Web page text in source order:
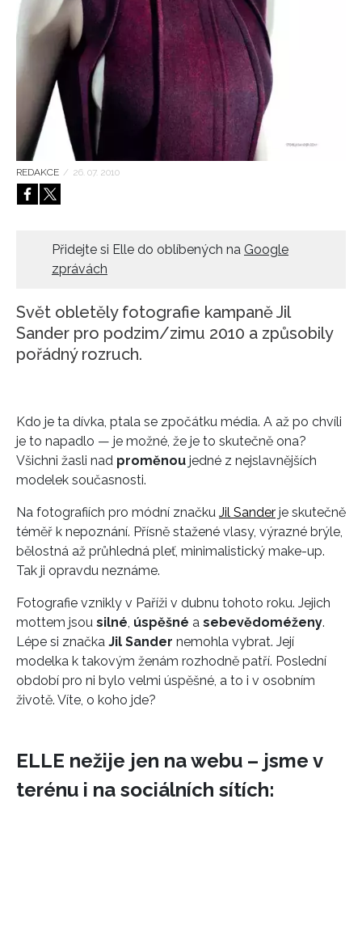
HOME
REDAKCE / 26. 07. 2010
Přidejte si Elle do oblíbených na Google
zprávách
Svět obletěly fotografie kampaně Jil
Sander pro podzim/zimu 2010 a způsobily
pořádný rozruch.
Kdo je ta dívka, ptala se zpočátku média. A až po chvíli
je to napadlo — je možné, že je to skutečně ona?
Všichni žasli nad proměnou jedné z nejslavnějších
modelek současnosti.
Na fotografiích pro módní značku Jil Sander je skutečně
téměř k nepoznání. Přísně stažené vlasy, výrazné brýle,
bělostná až průhledná pleť, minimalistický make-up.
Tak ji opravdu neznáme.
Fotografie vznikly v Paříži v dubnu tohoto roku. Jejich
mottem jsou silné, úspěšné a sebevědoméženy.
Lépe si značka Jil Sander nemohla vybrat. Její
modelka k takovým ženám rozhodně patří. Poslední
období pro ni bylo velmi úspěšné, a to i v osobním
životě. Víte, o koho jde?
ELLE nežije jen na webu – jsme v
terénu i na sociálních sítích: